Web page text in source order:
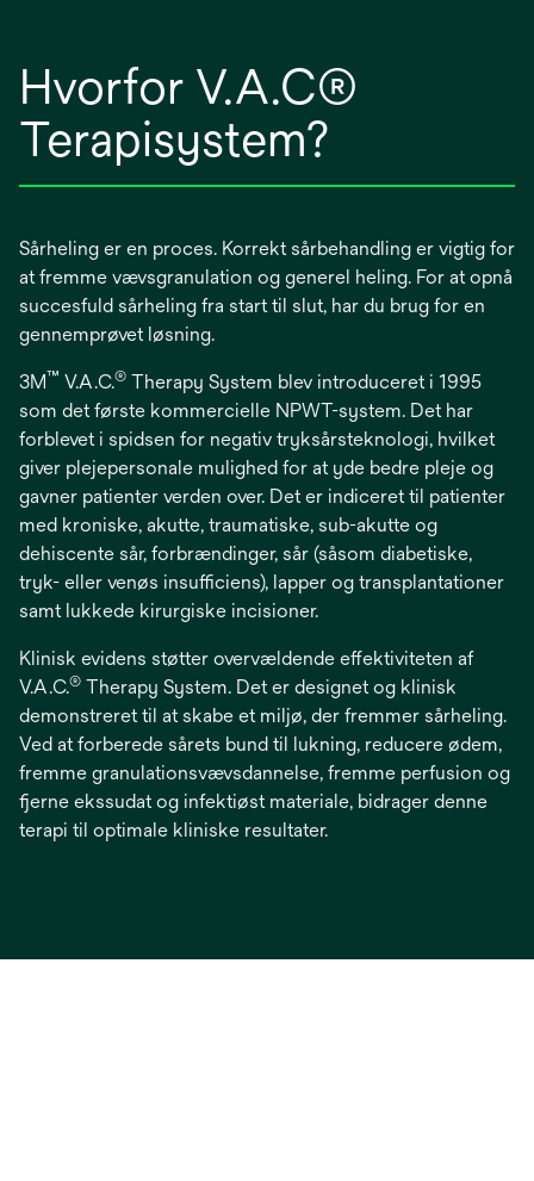
Hvorfor V.A.C®
Terapisystem?
Sårheling er en proces. Korrekt sårbehandling er vigtig for
at fremme vævsgranulation og generel heling. For at opnå
succesfuld sårheling fra start til slut, har du brug for en
gennemprøvet løsning.
3M™ V.A.C.® Therapy System blev introduceret i 1995
som det første kommercielle NPWT-system. Det har
forblevet i spidsen for negativ tryksårsteknologi, hvilket
giver plejepersonale mulighed for at yde bedre pleje og
gavner patienter verden over. Det er indiceret til patienter
med kroniske, akutte, traumatiske, sub-akutte og
dehiscente sår, forbrændinger, sår (såsom diabetiske,
tryk- eller venøs insufficiens), lapper og transplantationer
samt lukkede kirurgiske incisioner.
Klinisk evidens støtter overvældende effektiviteten af
V.A.C.® Therapy System. Det er designet og klinisk
demonstreret til at skabe et miljø, der fremmer sårheling.
Ved at forberede sårets bund til lukning, reducere ødem,
fremme granulationsvævsdannelse, fremme perfusion og
fjerne ekssudat og infektiøst materiale, bidrager denne
terapi til optimale kliniske resultater.